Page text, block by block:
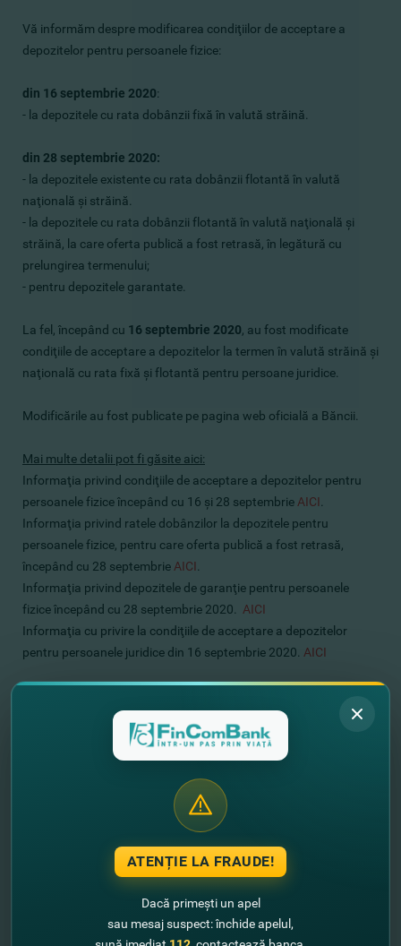
Vă informăm despre modificarea condiţiilor de acceptare a
depozitelor pentru persoanele fizice:
din 16 septembrie 2020:
- la depozitele cu rata dobânzii fixă în valută străină.
din 28 septembrie 2020:
- la depozitele existente cu rata dobânzii flotantă în valută
naţională şi străină.​
- la depozitele cu rata dobânzii flotantă în valută naţională şi
străină, ​​la care oferta publică a fost retrasă, în legătură cu
prelungirea termenului;
- pentru depozitele garantate.
La fel, începând cu 16 septembrie 2020 , au fost modificate
condiţiile de acceptare a depozitelor la termen în valută străină şi
naţională cu rata fixă ​​şi flotantă pentru persoane juridice.
Modificările au fost publicate pe pagina web oficială a Băncii.
Mai multe detalii pot fi găsite aici:
Informaţia privind condiţiile de acceptare a depozitelor pentru
persoanele fizice începând cu 16 şi 28 septembrie AICI
Informaţia privind ratele dobânzilor la depozitele pentru
persoanele fizice, pentru care oferta publică a fost retrasă,
începând cu 28 septembrie AICI
Informaţia privind depozitele de garanţie pentru persoanele
fizice începând cu 28 septembrie 2020. AICI
Informaţia cu privire la condiţiile de acceptare a depozitelor
pentru persoanele juridice din 16 septembrie 2020. AICI
Echipa FinComBank
ATENȚIE LA FRAUDE!
Dacă primești un apel
sau mesaj suspect: închide apelul,